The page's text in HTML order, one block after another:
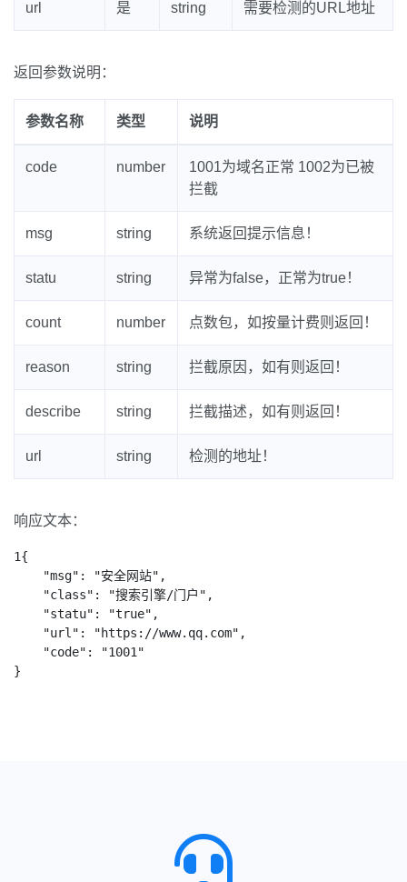
url 是 string 需要检测的URL地址
返回参数说明：
参数名称 类型 说明
code number
1001为域名正常 1002为已被
拦截
msg string 系统返回提示信息！
statu string 异常为false，正常为true！
count number 点数包，如按量计费则返回！
reason string 拦截原因，如有则返回！
describe string 拦截描述，如有则返回！
url string 检测的地址！
响应文本：
1{
}